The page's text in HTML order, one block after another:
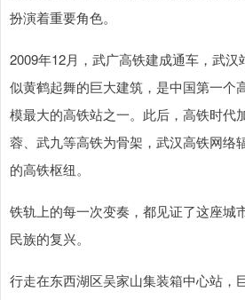
扮演着重要角色。
2009年12月，武广高铁建成通车，武
似黄鹤起舞的巨大建筑，是中国第一个
模最大的高铁站之一。此后，高铁时代
蓉、武九等高铁为骨架，武汉高铁网络
的高铁枢纽。
铁轨上的每一次变奏，都见证了这座城
民族的复兴。
行走在东西湖区吴家山集装箱中心站，